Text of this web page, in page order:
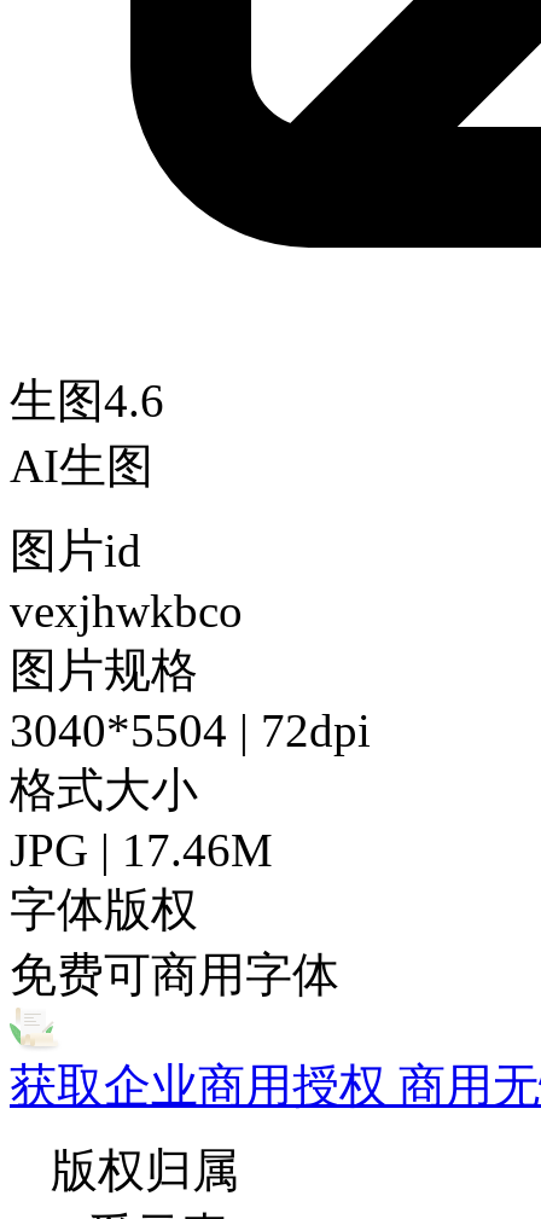
生图4.6
AI生图
图片id
vexjhwkbco
图片规格
3040*5504 | 72dpi
格式大小
JPG | 17.46M
字体版权
免费可商用字体
获取企业商用授权 商用
版权归属